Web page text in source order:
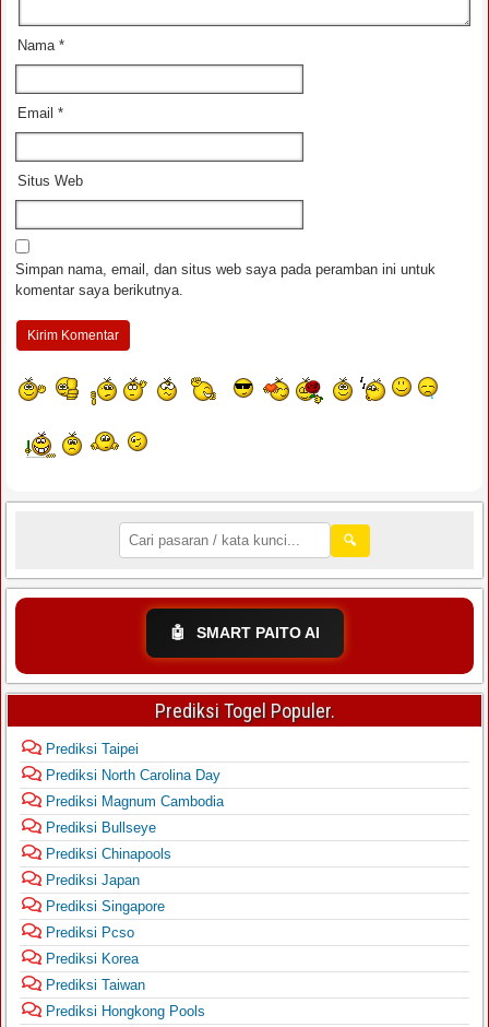
Nama *
Email *
Situs Web
Simpan nama, email, dan situs web saya pada peramban ini untuk
komentar saya berikutnya.
🔍
🤖 SMART PAITO AI
Prediksi Togel Populer.
Prediksi Taipei
Prediksi North Carolina Day
Prediksi Magnum Cambodia
Prediksi Bullseye
Prediksi Chinapools
Prediksi Japan
Prediksi Singapore
Prediksi Pcso
Prediksi Korea
Prediksi Taiwan
Prediksi Hongkong Pools